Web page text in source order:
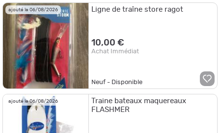
ajouté le 06/08/2026 Ligne de traîne store ragot
10,00 €
Achat Immédiat
Neuf - Disponible
ajouté le 06/08/2026
Traine bateaux maquereaux
FLASHMER